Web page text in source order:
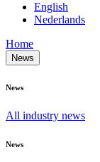
English
Nederlands
Home
News
News
All industry news
News